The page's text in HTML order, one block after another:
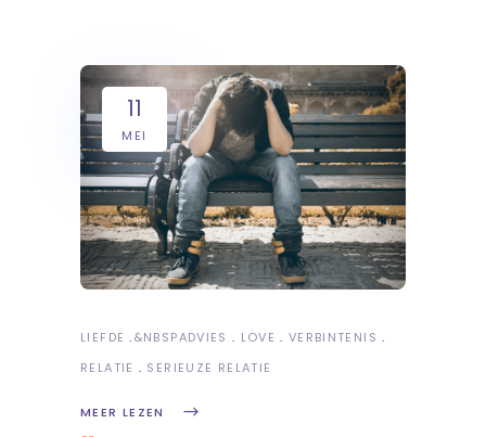
11
MEI
LIEFDE &NBSPADVIES LOVE
VERBINTENIS
RELATIE
SERIEUZE RELATIE
MEER LEZEN